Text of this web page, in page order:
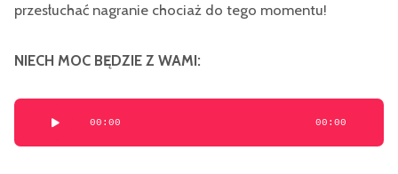
przesłuchać nagranie chociaż do tego momentu!
NIECH MOC BĘDZIE Z WAMI:
Odtwarzacz
plików
00:00 00:00